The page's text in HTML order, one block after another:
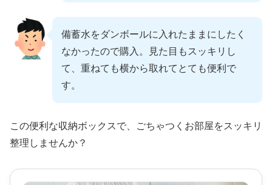
備蓄水をダンボールに入れたままにしたく
なかったので購入。見た目もスッキリし
て、重ねても横から取れてとても便利で
す。
この便利な収納ボックスで、ごちゃつくお部屋をスッキリ
整理しませんか？